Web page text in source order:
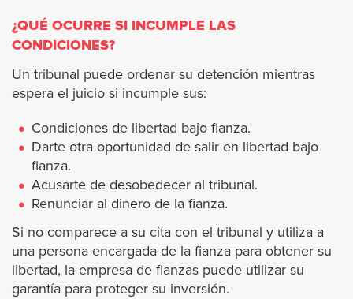
Desert Hot Springs
Hemet
Indian Wells
Indio
Jurupa Valley City
Lake Elsinore
¿QUÉ OCURRE SI INCUMPLE LAS
CONDICIONES?
Un tribunal puede ordenar su detención mientras
espera el juicio si incumple sus:
Condiciones de libertad bajo fianza.
Darte otra oportunidad de salir en libertad bajo
fianza.
Acusarte de desobedecer al tribunal.
Renunciar al dinero de la fianza.
Si no comparece a su cita con el tribunal y utiliza a
una persona encargada de la fianza para obtener su
libertad, la empresa de fianzas puede utilizar su
garantía para proteger su inversión.